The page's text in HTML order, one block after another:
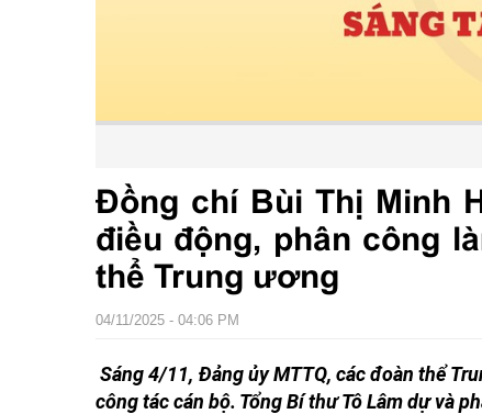
Đồng chí Bùi Thị Minh
điều động, phân công
thể Trung ương
04/11/2025 - 04:06 PM
Sáng 4/11, Đảng ủy MTTQ, các đoàn thể
công tác cán bộ. Tổng Bí thư Tô Lâm dự và